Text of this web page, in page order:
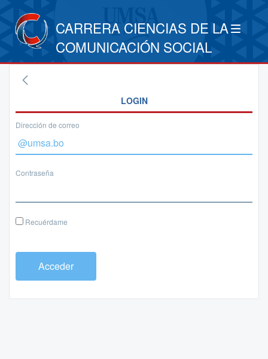
CARRERA CIENCIAS DE LA
COMUNICACIÓN SOCIAL
LOGIN
Dirección de correo
Contraseña
Recuérdame
Acceder